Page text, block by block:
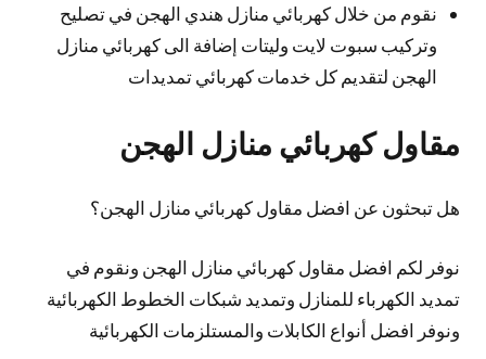
نقوم من خلال كهربائي منازل هندي الهجن في تصليح
وتركيب سبوت لايت وليتات إضافة الى كهربائي منازل
الهجن لتقديم كل خدمات كهربائي تمديدات
مقاول كهربائي منازل الهجن
هل تبحثون عن افضل مقاول كهربائي منازل الهجن؟
نوفر لكم افضل مقاول كهربائي منازل الهجن ونقوم في
تمديد الكهرباء للمنازل وتمديد شبكات الخطوط الكهربائية
ونوفر افضل أنواع الكابلات والمستلزمات الكهربائية